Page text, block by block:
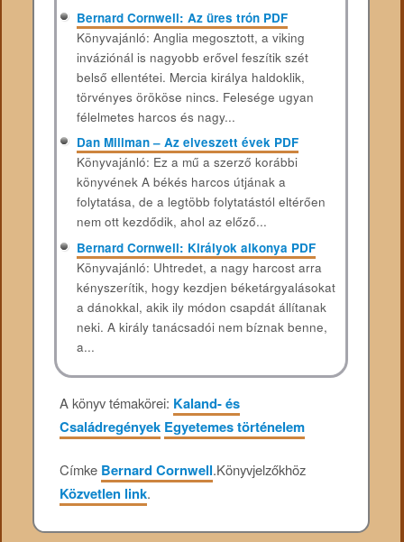
Bernard Cornwell: Az üres trón PDF
Könyvajánló: Anglia megosztott, a viking
inváziónál is nagyobb erővel feszítik szét
belső ellentétei. Mercia királya haldoklik,
törvényes örököse nincs. Felesége ugyan
félelmetes harcos és nagy...
Dan Millman – Az elveszett évek PDF
Könyvajánló: Ez a mű a szerző korábbi
könyvének A békés harcos útjának a
folytatása, de a legtöbb folytatástól eltérően
nem ott kezdődik, ahol az előző...
Bernard Cornwell: Királyok alkonya PDF
Könyvajánló: Uhtredet, a nagy harcost arra
kényszerítik, hogy kezdjen béketárgyalásokat
a dánokkal, akik ily módon csapdát állítanak
neki. A király tanácsadói nem bíznak benne,
a...
A könyv témakörei: Kaland- és
Családregények Egyetemes történelem
Címke Bernard Cornwell.Könyvjelzőkhöz
Közvetlen link.